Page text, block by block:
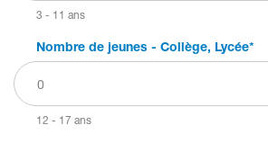
3 - 11 ans
Nombre de jeunes - Collège, Lycée*
12 - 17 ans